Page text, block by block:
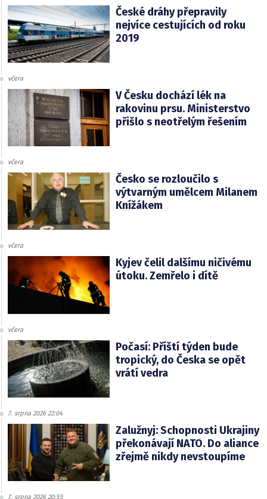
České dráhy přepravily
nejvíce cestujících od roku
2019
včera
V Česku dochází lék na
rakovinu prsu. Ministerstvo
přišlo s neotřelým řešením
včera
Česko se rozloučilo s
výtvarným umělcem Milanem
Knížákem
včera
Kyjev čelil dalšímu ničivému
útoku. Zemřelo i dítě
včera
Počasí: Příští týden bude
tropický, do Česka se opět
vrátí vedra
7. srpna 2026 22:04
Zalužnyj: Schopnosti Ukrajiny
překonávají NATO. Do aliance
zřejmě nikdy nevstoupíme
7. srpna 2026 20:55